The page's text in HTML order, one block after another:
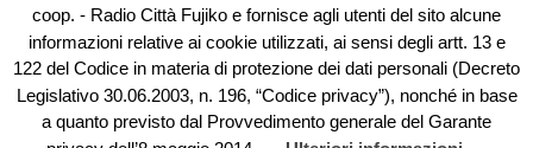
Umidità di risalita in casa, come riconoscere i segnali veri
Torna il Sun Donato Festival 2026
Come il busking moderno ridisegna il paesaggio sonoro urbano
coop. - Radio Città Fujiko e fornisce agli utenti del sito alcune
informazioni relative ai cookie utilizzati, ai sensi degli artt. 13 e
122 del Codice in materia di protezione dei dati personali (Decreto
Legislativo 30.06.2003, n. 196, “Codice privacy”), nonché in base
a quanto previsto dal Provvedimento generale del Garante